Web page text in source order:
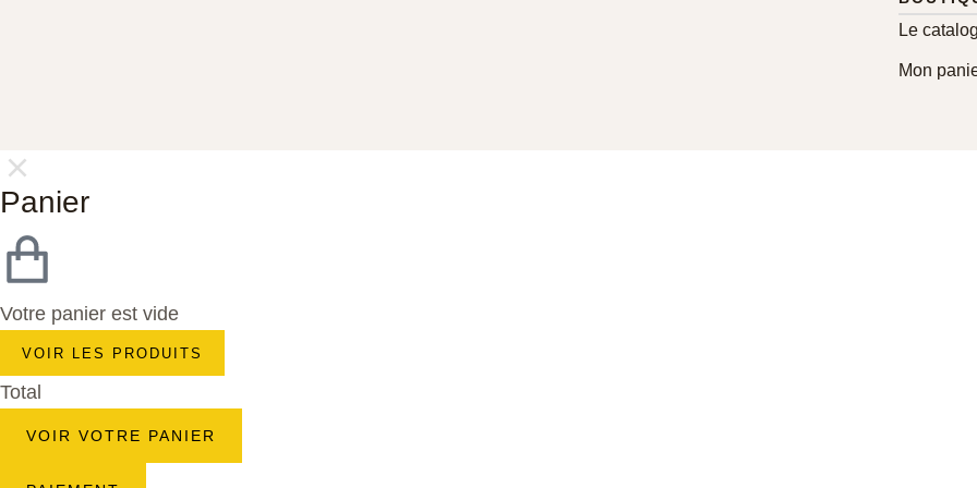
Le
Mon
Panier
Votre panier est vide
VOIR LES PRODUITS
Total
VOIR VOTRE PANIER